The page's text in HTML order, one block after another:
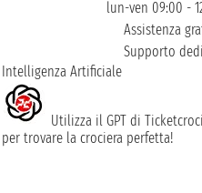
lun-ven 09:00 -
Assistenza
Supporto
Intelligenza Artificiale
Utilizza il GPT di
per trovare la crociera perfetta!